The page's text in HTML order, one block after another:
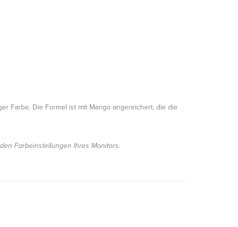
Farbe. Die Formel ist mit Mango angereichert, die die
Farbeinstellungen Ihres Monitors.